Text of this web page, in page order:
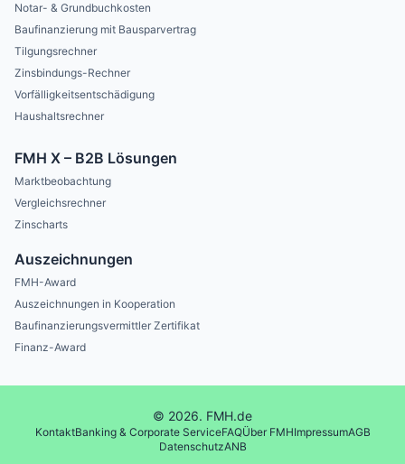
Notar- & Grundbuchkosten
Baufinanzierung mit Bausparvertrag
Tilgungsrechner
Zinsbindungs-Rechner
Vorfälligkeitsentschädigung
Haushaltsrechner
FMH X – B2B Lösungen
Marktbeobachtung
Vergleichsrechner
Zinscharts
Auszeichnungen
FMH-Award
Auszeichnungen in Kooperation
Baufinanzierungsvermittler Zertifikat
Finanz-Award
© 2026. FMH.de
KontaktBanking & Corporate ServiceFAQÜber FMHImpressumAGB
DatenschutzANB